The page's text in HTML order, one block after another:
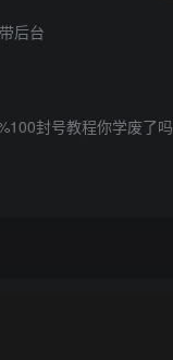
后台
封号教程你学废了吗